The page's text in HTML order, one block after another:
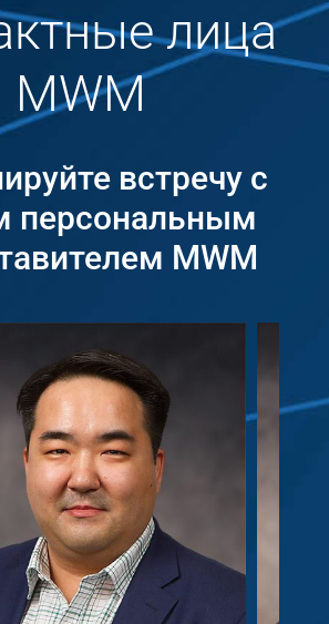
лица
MWM
встречу с
персональным
MWM